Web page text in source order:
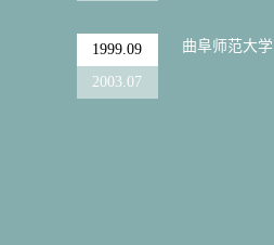
1999.09
2003.07
曲阜师范大学